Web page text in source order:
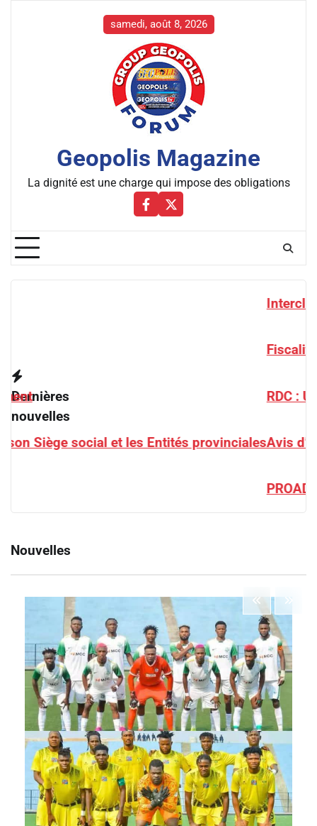
samedi, août 8, 2026
Geopolis Magazine
La dignité est une charge qui impose des obligations
Facebbok
X
Dernières
nouvelles
Entités provinciales
Interclubs de la CAF : un
Fiscalité én RDC : Doudou
RDC : Un bureau de
Avis d’appel d’offres : Le
PROADER : Une mission
Nouvelles